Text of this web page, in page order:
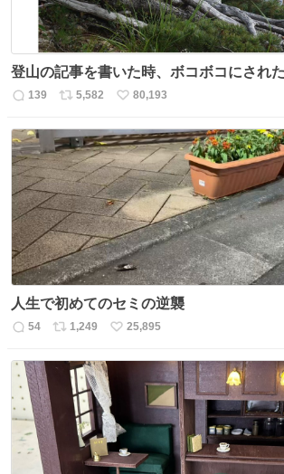
登山の記事を書いた時、ボコボコにされ
返
数
139
リ
ス
ト
数
5,582
い
ね
数
80,193
人生で初めてのセミの逆襲
返
数
54
リ
ス
数
1,249
い
数
25,895